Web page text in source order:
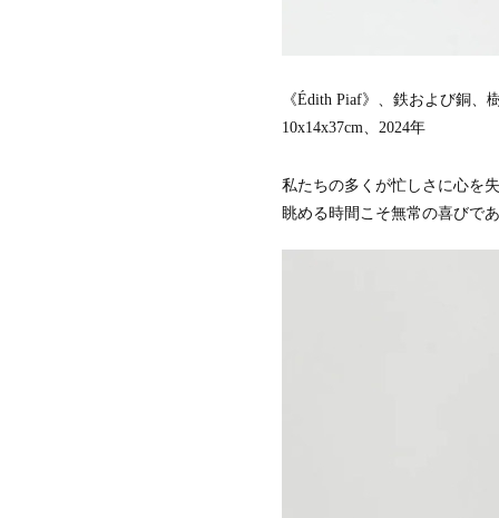
《Édith Piaf》、鉄および銅、
10x14x37cm、2024年
私たちの多くが忙しさに心を
眺める時間こそ無常の喜びで